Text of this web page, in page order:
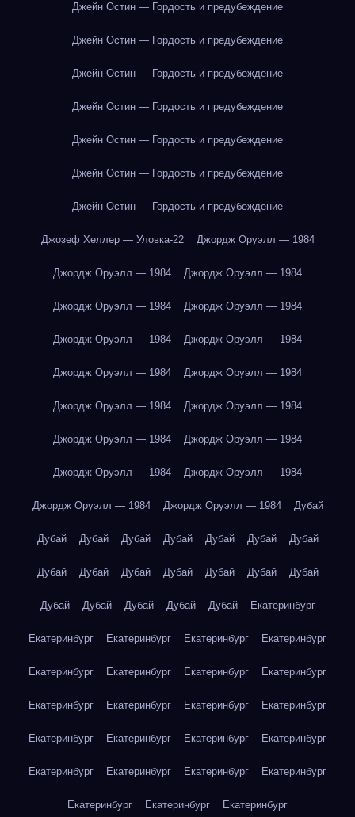
Джейн Остин — Гордость и предубеждение
Джейн Остин — Гордость и предубеждение
Джейн Остин — Гордость и предубеждение
Джейн Остин — Гордость и предубеждение
Джейн Остин — Гордость и предубеждение
Джейн Остин — Гордость и предубеждение
Джейн Остин — Гордость и предубеждение
Джозеф Хеллер — Уловка-22 Джордж Оруэлл — 1984
Джордж Оруэлл — 1984 Джордж Оруэлл — 1984
Джордж Оруэлл — 1984 Джордж Оруэлл — 1984
Джордж Оруэлл — 1984 Джордж Оруэлл — 1984
Джордж Оруэлл — 1984 Джордж Оруэлл — 1984
Джордж Оруэлл — 1984 Джордж Оруэлл — 1984
Джордж Оруэлл — 1984 Джордж Оруэлл — 1984
Джордж Оруэлл — 1984 Джордж Оруэлл — 1984
Джордж Оруэлл — 1984 Джордж Оруэлл — 1984 Дубай
Дубай Дубай Дубай Дубай Дубай Дубай Дубай
Дубай Дубай Дубай Дубай Дубай Дубай Дубай
Дубай Дубай Дубай Дубай Дубай Екатеринбург
Екатеринбург Екатеринбург Екатеринбург Екатеринбург
Екатеринбург Екатеринбург Екатеринбург Екатеринбург
Екатеринбург Екатеринбург Екатеринбург Екатеринбург
Екатеринбург Екатеринбург Екатеринбург Екатеринбург
Екатеринбург Екатеринбург Екатеринбург Екатеринбург
Екатеринбург Екатеринбург Екатеринбург